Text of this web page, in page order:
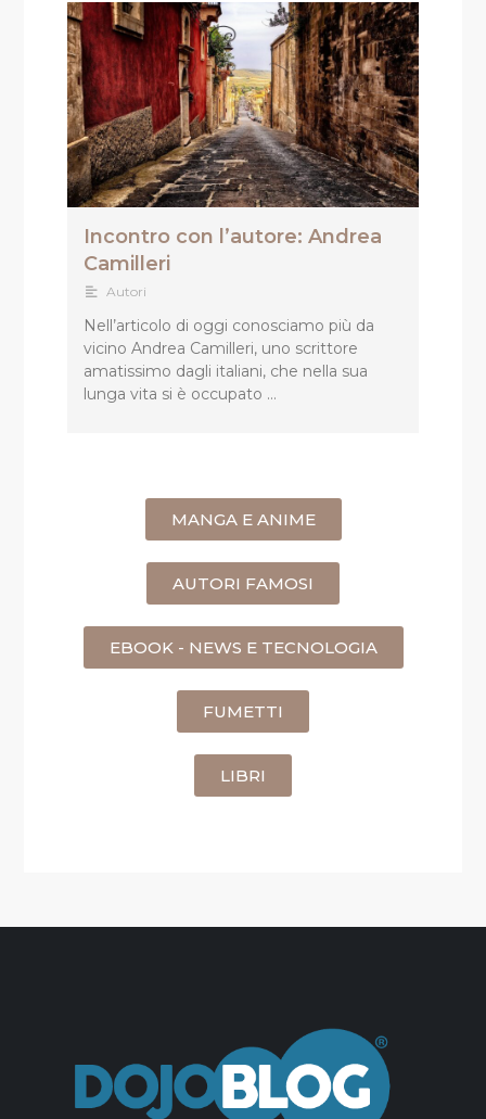
Incontro con l’autore: Andrea
Camilleri
Autori
Nell’articolo di oggi conosciamo più da
vicino Andrea Camilleri, uno scrittore
amatissimo dagli italiani, che nella sua
lunga vita si è occupato …
MANGA E ANIME
AUTORI FAMOSI
EBOOK - NEWS E TECNOLOGIA
FUMETTI
LIBRI